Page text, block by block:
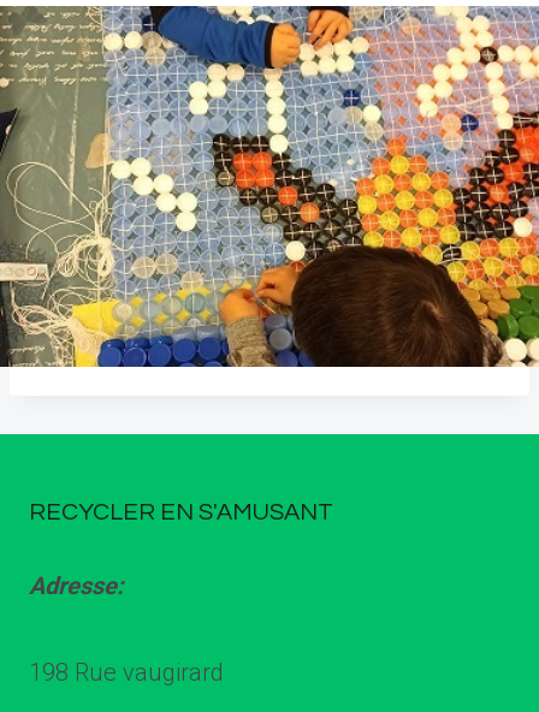
RECYCLER EN S'AMUSANT
Adresse:
198 Rue vaugirard